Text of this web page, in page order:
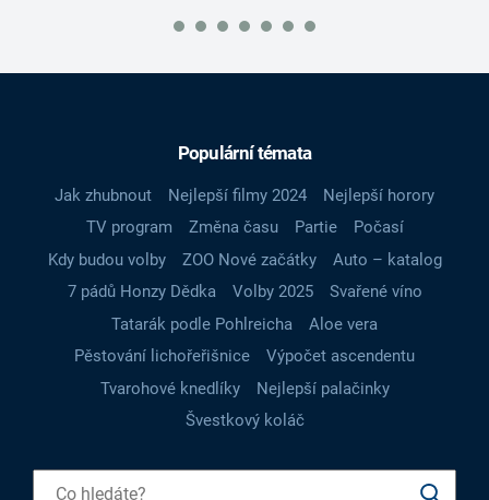
Populární témata
Jak zhubnout Nejlepší filmy 2024
Nejlepší horory
TV program
Změna času Partie
Počasí
Kdy budou volby
ZOO Nové začátky
Auto – katalog
7 pádů Honzy Dědka
Volby 2025
Svařené víno
Tatarák podle Pohlreicha
Aloe vera
Pěstování lichořeřišnice
Výpočet ascendentu
Tvarohové knedlíky
Nejlepší palačinky
Švestkový koláč